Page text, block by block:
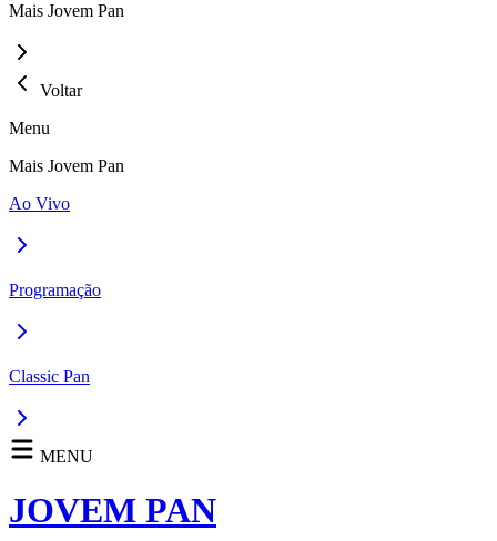
Mais Jovem Pan
Voltar
Menu
Mais Jovem Pan
Ao Vivo
Programação
Classic Pan
MENU
JOVEM PAN